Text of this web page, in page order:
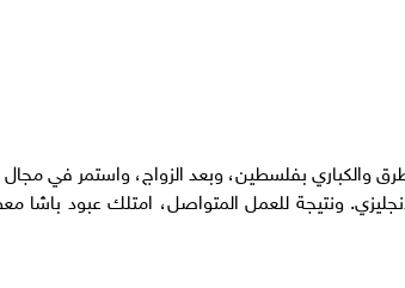
والكباري بفلسطين، وبعد الزواج، واستمر في مجال
ونتيجة للعمل المتواصل، امتلك عبود باشا